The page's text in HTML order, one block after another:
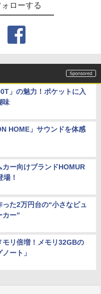
ローする
」の魅力！ポケットに入
味
HOME」サウンドを体感
カー向けブランドHOMUR
！
た2万円台の“小さなピュ
カー”
モリ倍増！メモリ32GBの
ート」